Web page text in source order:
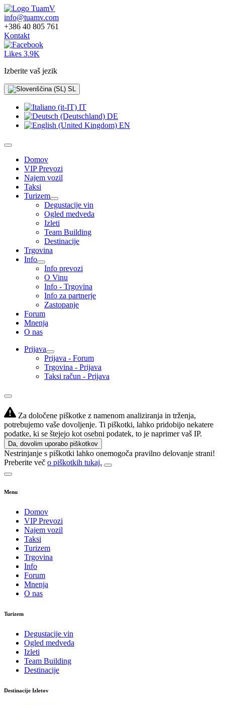
info@tuamv.com
+386 40 805 761
Kontakt
Likes 3.9K
Izberite vaš jezik
SL
IT
DE
EN
Domov
VIP Prevozi
Najem vozil
Taksi
Turizem
Degustacije vin
Ogled medveda
Izleti
Team Building
Destinacije
Trgovina
Info
Info prevozi
O Vinu
Info - Trgovina
Info za partnerje
Zastopanje
Forum
Mnenja
O nas
Prijava
Prijava - Forum
Trgovina - Prijava
Taksi račun - Prijava
Za določene piškotke z namenom analiziranja in trženja,
potrebujemo vaše dovoljenje. Ti piškotki, lahko pridobijo nekatere
podatke, ki se štejejo kot osebni podatek, to je naprimer vaš IP.
Da, dovolim uporabo piškotkov
Nestrinjanje s piškotki lahko onemogoča pravilno delovanje strani!
Preberite več o piškotkih tukaj.
Menu
Domov
VIP Prevozi
Najem vozil
Taksi
Turizem
Trgovina
Info
Forum
Mnenja
O nas
Turizem
Degustacije vin
Ogled medveda
Izleti
Team Building
Destinacije
Destinacije Izletov